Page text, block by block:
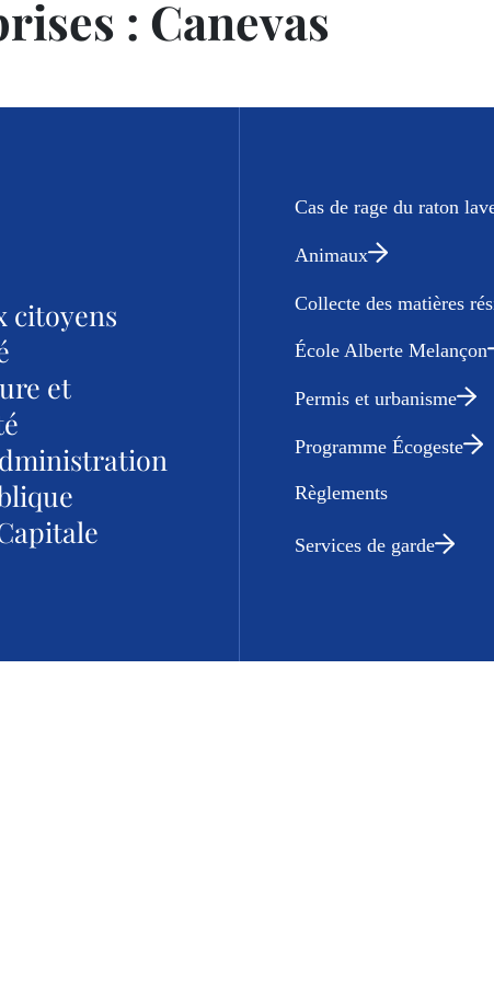
: Canevas
citoyens
et
Cas de rage du raton
Animaux
Collecte des matières
École Alberte Melançon
Permis et urbanisme
Programme Écogeste
Règlements
Services de garde